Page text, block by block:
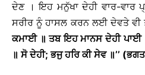
ਦੇਣ । ਇਹ ਮਨੁੱਖਾ ਦੇਹੀ ਵਾਰ-ਵਾਰ
ਸਰੀਰ ਨੂੰ ਹਾਸਲ ਕਰਨ ਲਈ ਦੇਵਤੇ
ਕਮਾਈ ॥ ਤਬ ਇਹ ਮਾਨਸ ਦੇਹੀ
॥ ਸੋ ਦੇਹੀ; ਭਜੁ ਹਰਿ ਕੀ ਸੇਵ ॥’’